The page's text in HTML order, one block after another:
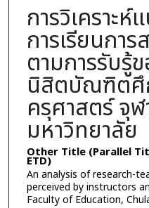
การวิเคราะห์
การเรียนกา
ตามการรับรู้
นิสิตบัณฑิตศึ
ครุศาสตร์ จุ
มหาวิทยาลัย
Other Title (Parallel
ETD)
An analysis of research-
perceived by instructors
Faculty of Education,